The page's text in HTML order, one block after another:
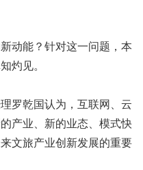
能？针对这一问题，本
灼见。
乾国认为，互联网、云
产业、新的业态、模式快
文旅产业创新发展的重要